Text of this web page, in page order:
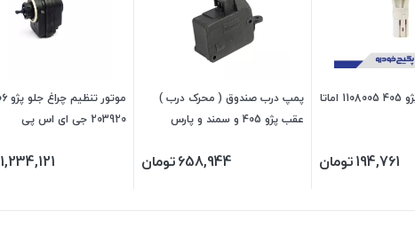
کلید لای درب پژو 405 1108005 اماتا
194,761تومان
پمپ درب صندوق ( محرک درب )
عقب پژو 405 و سمند و پارس
658,944تومان
203920 جی ای اس پی
1,234,121